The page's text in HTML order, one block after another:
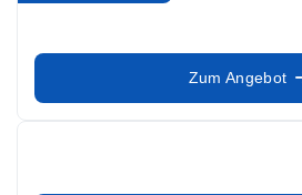
Zum Angebot